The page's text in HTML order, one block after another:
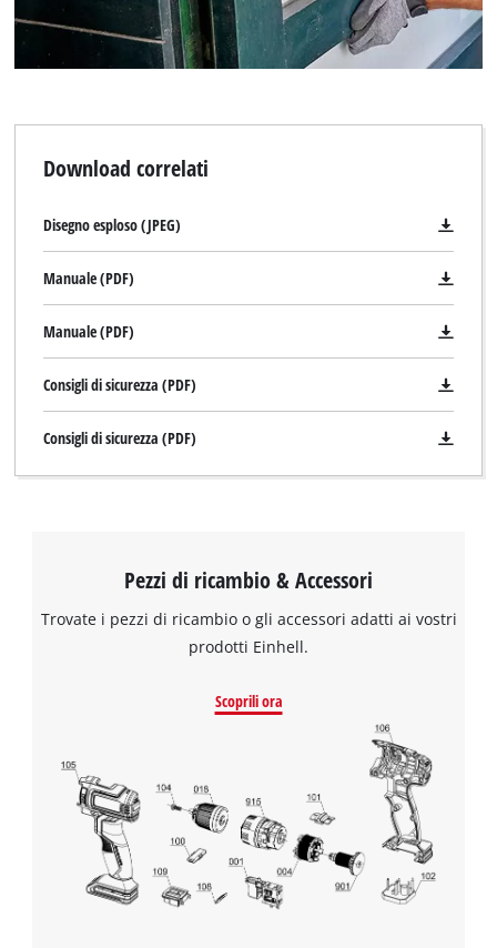
Download correlati
Disegno esploso (JPEG)
Manuale (PDF)
Manuale (PDF)
Consigli di sicurezza (PDF)
Consigli di sicurezza (PDF)
Pezzi di ricambio & Accessori
Trovate i pezzi di ricambio o gli accessori adatti ai vostri
prodotti Einhell.
Scoprili ora